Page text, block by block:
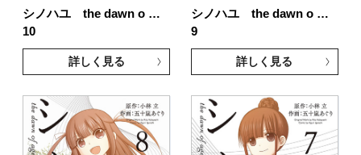
シノハユ the dawn o …
10
詳しく見る
シノハユ the dawn o …
9
詳しく見る